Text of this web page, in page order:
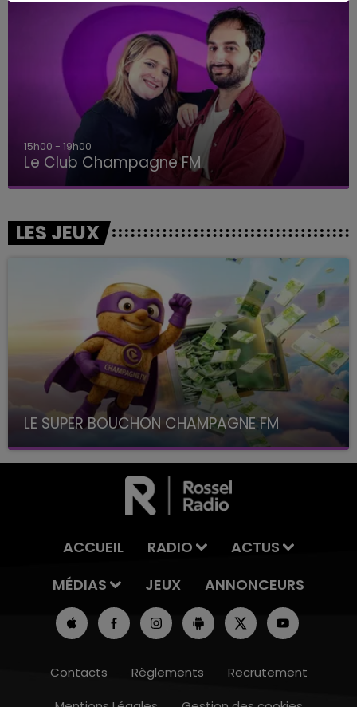
15h00 - 19h00
Le Club Champagne FM
LES JEUX
LE SUPER BOUCHON CHAMPAGNE FM
avec La Famille Champagne FM, à 8H10
ACCUEIL RADIO
ACTUS
MÉDIAS
JEUX ANNONCEURS
Contacts Règlements
Recrutement